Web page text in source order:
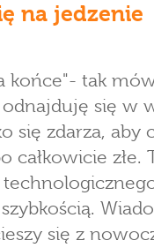
na jedzenie
końce"- tak
odnajduję się w
się zdarza, aby
całkowicie złe.
się z